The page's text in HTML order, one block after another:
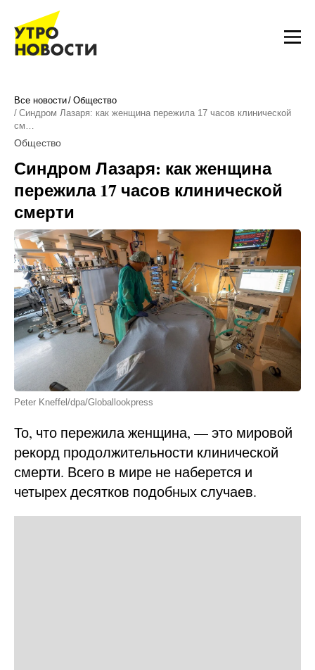
Все новости Общество
Синдром Лазаря: как женщина пережила 17 часов клинической
см…
Общество
Синдром Лазаря: как женщина
пережила 17 часов клинической
смерти
Peter Kneffel/dpa/Globallookpress
То, что пережила женщина, — это мировой
рекорд продолжительности клинической
смерти. Всего в мире не наберется и
четырех десятков подобных случаев.